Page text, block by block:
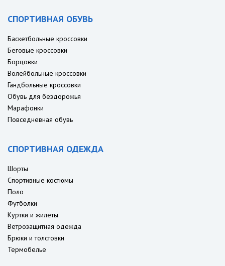
СПОРТИВНАЯ ОБУВЬ
Баскетбольные кроссовки
Беговые кроссовки
Борцовки
Волейбольные кроссовки
Гандбольные кроссовки
Обувь для бездорожья
Марафонки
Повседневная обувь
СПОРТИВНАЯ ОДЕЖДА
Шорты
Спортивные костюмы
Поло
Футболки
Куртки и жилеты
Ветрозащитная одежда
Брюки и толстовки
Термобелье